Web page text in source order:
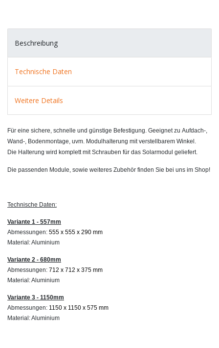
Beschreibung
Technische Daten
Weitere Details
Für eine sichere, schnelle und günstige Befestigung. Geeignet zu Aufdach-,
Wand-, Bodenmontage, uvm. Modulhalterung mit verstellbarem Winkel.
Die Halterung wird komplett mit Schrauben für das Solarmodul geliefert.
Die passenden Module, sowie weiteres Zubehör finden Sie bei uns im Shop!
Technische Daten:
Variante 1 - 557mm
Abmessungen: 555 x 555 x 290 mm
Material: Aluminium
Variante 2 - 680mm
Abmessungen: 712 x 712 x 375 mm
Material: Aluminium
Variante 3 - 1150mm
Abmessungen: 1150 x 1150 x 575 mm
Material: Aluminium